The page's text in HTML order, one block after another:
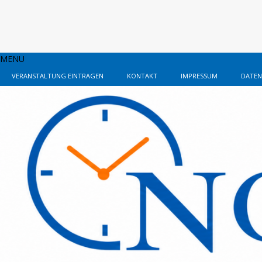
MENU
VERANSTALTUNG EINTRAGEN KONTAKT IMPRESSUM